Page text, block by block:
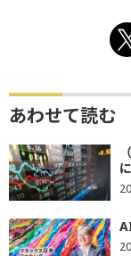
あわせて読む